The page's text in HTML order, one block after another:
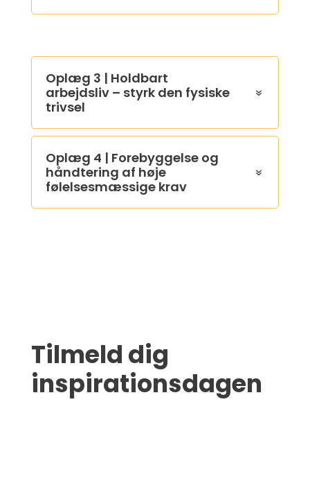
Oplæg 3 | Holdbart
arbejdsliv – styrk den fysiske
trivsel
Oplæg 4 | Forebyggelse og
håndtering af høje
følelsesmæssige krav
Tilmeld dig
inspirationsdagen